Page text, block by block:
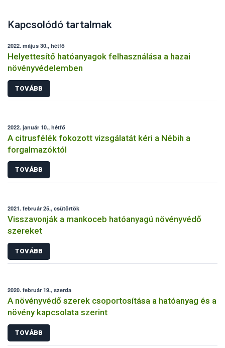
Kapcsolódó tartalmak
2022. május 30., hétfő
Helyettesítő hatóanyagok felhasználása a hazai
növényvédelemben
TOVÁBB
2022. január 10., hétfő
A citrusfélék fokozott vizsgálatát kéri a Nébih a
forgalmazóktól
TOVÁBB
2021. február 25., csütörtök
Visszavonják a mankoceb hatóanyagú növényvédő
szereket
TOVÁBB
2020. február 19., szerda
A növényvédő szerek csoportosítása a hatóanyag és a
növény kapcsolata szerint
TOVÁBB